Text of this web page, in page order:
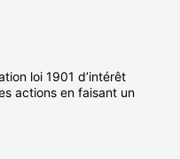
loi 1901 d’intérêt
actions en faisant un